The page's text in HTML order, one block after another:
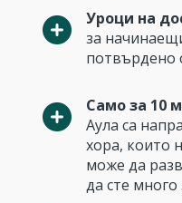
Уроци на
за
потвърдено
Само за 10
Аула са
хора, които
може да
да сте много